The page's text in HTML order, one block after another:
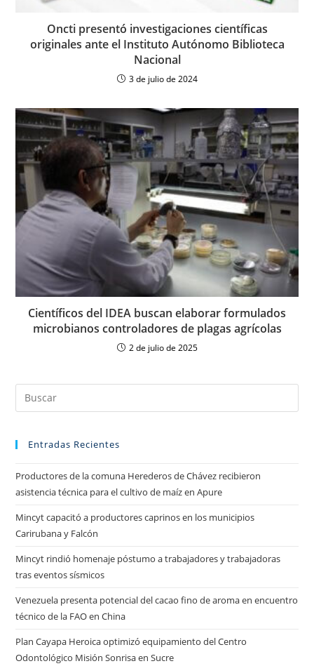
Oncti presentó investigaciones científicas
originales ante el Instituto Autónomo Biblioteca
Nacional
3 de julio de 2024
Científicos del IDEA buscan elaborar formulados
microbianos controladores de plagas agrícolas
2 de julio de 2025
Entradas Recientes
Productores de la comuna Herederos de Chávez recibieron
asistencia técnica para el cultivo de maíz en Apure
Mincyt capacitó a productores caprinos en los municipios
Carirubana y Falcón
Mincyt rindió homenaje póstumo a trabajadores y trabajadoras
tras eventos sísmicos
Venezuela presenta potencial del cacao fino de aroma en encuentro
técnico de la FAO en China
Plan Cayapa Heroica optimizó equipamiento del Centro
Odontológico Misión Sonrisa en Sucre